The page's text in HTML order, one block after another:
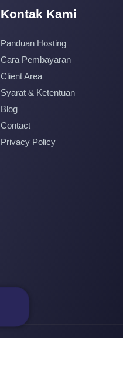
Kontak Kami
Panduan Hosting
Cara Pembayaran
Client Area
Syarat & Ketentuan
Blog
Contact
Privacy Policy